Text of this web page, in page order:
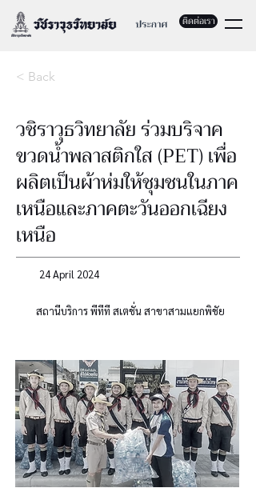
ติดต่อเรา
< Back
วชิราวุธวิทยาลัย ร่วมบริจาค
ขวดน้ำพลาสติกใส (PET) เพื่อ
ผลิตเป็นผ้าห่มให้ชุมชนในภาค
เหนือและภาคตะวันออกเฉียง
เหนือ
24 April 2024
สถานีบริการ พีทีที สเตชั่น สาขาสามแยกพิชัย